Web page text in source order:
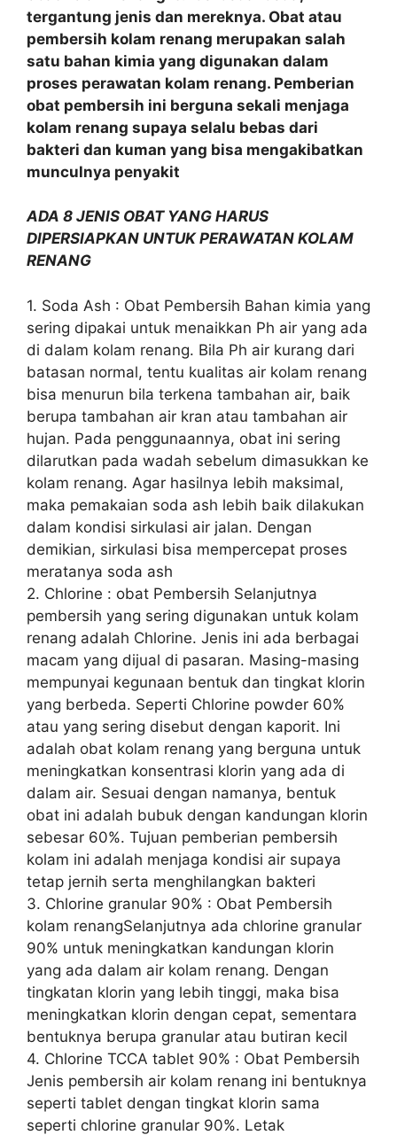
tergantung jenis dan mereknya. Obat atau
pembersih kolam renang merupakan salah
satu bahan kimia yang digunakan dalam
proses perawatan kolam renang. Pemberian
obat pembersih ini berguna sekali menjaga
kolam renang supaya selalu bebas dari
bakteri dan kuman yang bisa mengakibatkan
munculnya penyakit
ADA 8 JENIS OBAT YANG HARUS
DIPERSIAPKAN UNTUK PERAWATAN KOLAM
RENANG
1. Soda Ash : Obat Pembersih Bahan kimia yang
sering dipakai untuk menaikkan Ph air yang ada
di dalam kolam renang. Bila Ph air kurang dari
batasan normal, tentu kualitas air kolam renang
bisa menurun bila terkena tambahan air, baik
berupa tambahan air kran atau tambahan air
hujan. Pada penggunaannya, obat ini sering
dilarutkan pada wadah sebelum dimasukkan ke
kolam renang. Agar hasilnya lebih maksimal,
maka pemakaian soda ash lebih baik dilakukan
dalam kondisi sirkulasi air jalan. Dengan
demikian, sirkulasi bisa mempercepat proses
meratanya soda ash
2. Chlorine : obat Pembersih Selanjutnya
pembersih yang sering digunakan untuk kolam
renang adalah Chlorine. Jenis ini ada berbagai
macam yang dijual di pasaran. Masing-masing
mempunyai kegunaan bentuk dan tingkat klorin
yang berbeda. Seperti Chlorine powder 60%
atau yang sering disebut dengan kaporit. Ini
adalah obat kolam renang yang berguna untuk
meningkatkan konsentrasi klorin yang ada di
dalam air. Sesuai dengan namanya, bentuk
obat ini adalah bubuk dengan kandungan klorin
sebesar 60%. Tujuan pemberian pembersih
kolam ini adalah menjaga kondisi air supaya
tetap jernih serta menghilangkan bakteri
3. Chlorine granular 90% : Obat Pembersih
kolam renangSelanjutnya ada chlorine granular
90% untuk meningkatkan kandungan klorin
yang ada dalam air kolam renang. Dengan
tingkatan klorin yang lebih tinggi, maka bisa
meningkatkan klorin dengan cepat, sementara
bentuknya berupa granular atau butiran kecil
4. Chlorine TCCA tablet 90% : Obat Pembersih
Jenis pembersih air kolam renang ini bentuknya
seperti tablet dengan tingkat klorin sama
seperti chlorine granular 90%. Letak